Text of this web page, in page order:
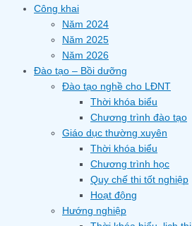
Công khai
Năm 2024
Năm 2025
Năm 2026
Đào tạo – Bồi dưỡng
Đào tạo nghề cho LĐNT
Thời khóa biểu
Chương trình đào tạo
Giáo dục thường xuyên
Thời khóa biểu
Chương trình học
Quy chế thi tốt nghiệp
Hoạt động
Hướng nghiệp